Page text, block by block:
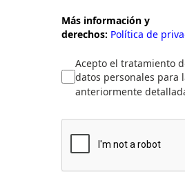
Más información y
derechos: Política de
Acepto el tratamiento
datos personales para
anteriormente